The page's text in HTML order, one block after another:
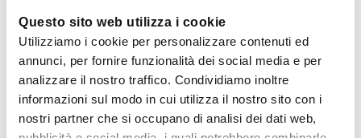
Questo sito web utilizza i cookie
Utilizziamo i cookie per personalizzare contenuti ed
annunci, per fornire funzionalità dei social media e per
analizzare il nostro traffico. Condividiamo inoltre
informazioni sul modo in cui utilizza il nostro sito con i
nostri partner che si occupano di analisi dei dati web,
Vuoi diventare un esperto di Instagram,
dei social network del marketing
digitale? Scopri il nostroMaster Digital
Marketing,disponibile in sede e online!